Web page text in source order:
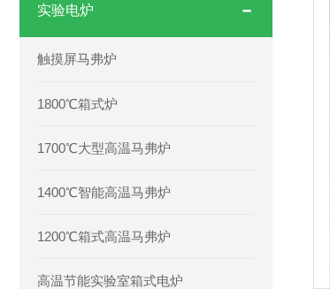
实验电炉
触摸屏马弗炉
1800℃箱式炉
1700℃大型高温马弗炉
1400℃智能高温马弗炉
1200℃箱式高温马弗炉
高温节能实验室箱式电炉